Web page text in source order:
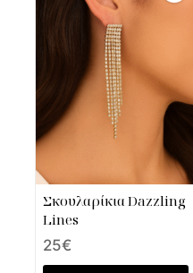
Σκουλαρίκια Dazzling
Lines
25€